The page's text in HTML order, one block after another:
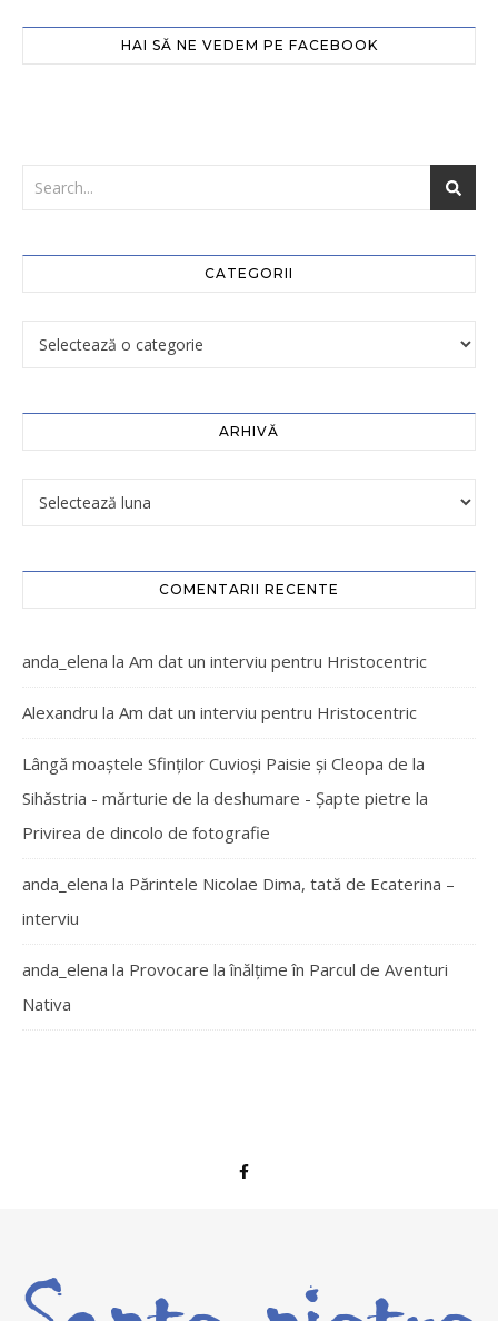
HAI SĂ NE VEDEM PE FACEBOOK
CATEGORII
ARHIVĂ
COMENTARII RECENTE
anda_elena la Am dat un interviu pentru Hristocentric
Alexandru la Am dat un interviu pentru Hristocentric
Lângă moaștele Sfinților Cuvioși Paisie și Cleopa de la
Sihăstria - mărturie de la deshumare - Şapte pietre la
Privirea de dincolo de fotografie
anda_elena la Părintele Nicolae Dima, tată de Ecaterina –
interviu
anda_elena la Provocare la înălțime în Parcul de Aventuri
Nativa